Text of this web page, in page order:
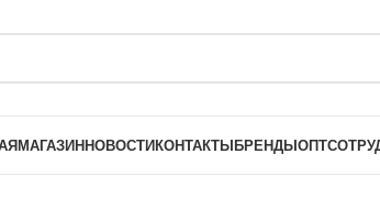
МАГАЗИННОВОСТИКОНТАКТЫБРЕНДЫОПТ